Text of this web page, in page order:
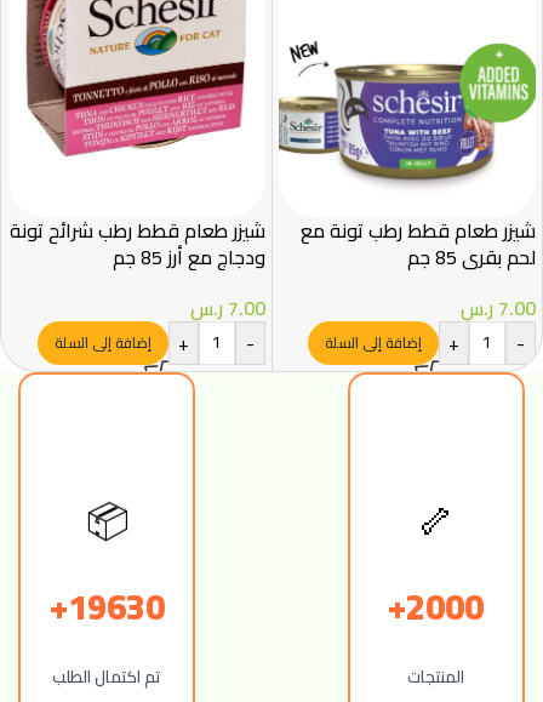
شيزر طعام قطط رطب تونة مع
لحم بقري 85 جم
7.00ر.س
-
+ إضافة إلى السلة
شيزر طعام قطط رطب شرائح تونة
ودجاج مع أرز 85 جم
7.00ر.س
-
+ إضافة إلى السلة
🦴
2000+
المنتجات
📦
19630+
تم اكتمال الطلب